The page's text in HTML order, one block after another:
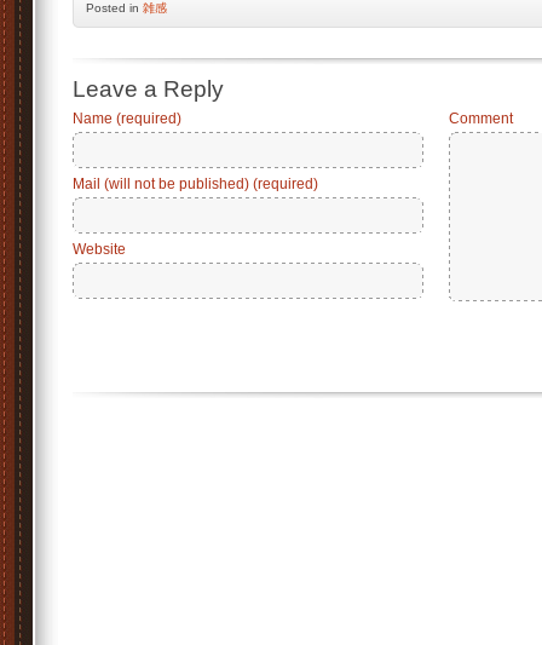
Posted in 雑感
Leave a Reply
Name (required)
Mail (will not be published) (required)
Website
Comment